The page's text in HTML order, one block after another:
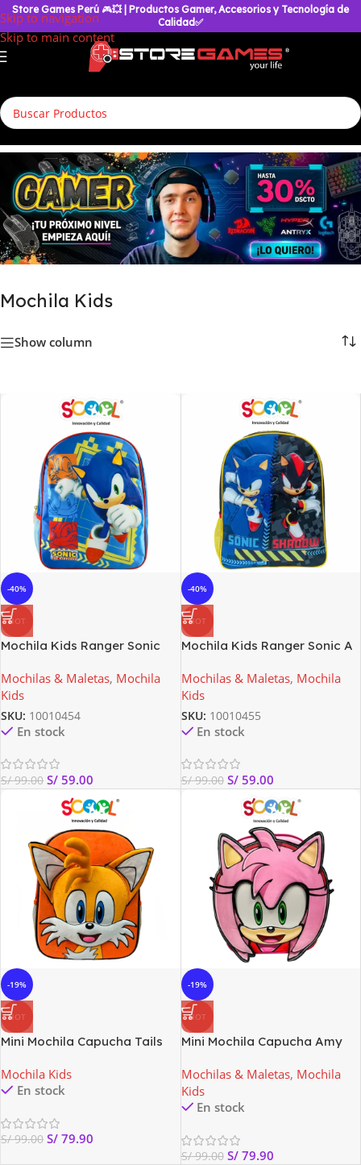
Skip to navigation
Skip to main content
Store Games Perú 🎮💥
| Productos Gamer, Accesorios y Tecnología de
Calidad✅
Mochila Kids
Show column
-40%
HOT
Mochila Kids Ranger Sonic
Mochilas & Maletas, Mochila
Kids
SKU: 10010454
En stock
S/99.00 S/ 59.00
-40%
HOT
Mochila Kids Ranger Sonic A
Mochilas & Maletas, Mochila
Kids
SKU: 10010455
En stock
S/99.00 S/59.00
-19%
HOT
Mini Mochila Capucha Tails
Mochila Kids
En stock
S/99.00 S/ 79.90
-19%
HOT
Mini Mochila Capucha Amy
Mochilas & Maletas, Mochila
Kids
En stock
S/99.00 S/79.90